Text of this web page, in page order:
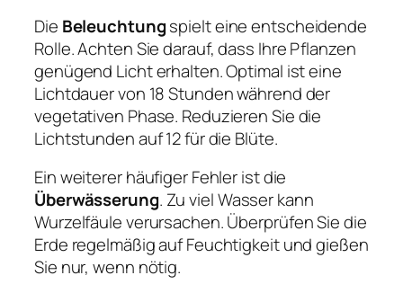
Die Beleuchtungspielt eine entscheidende
Rolle. Achten Sie darauf, dass Ihre Pflanzen
genügend Licht erhalten. Optimal ist eine
Lichtdauer von 18 Stunden während der
vegetativen Phase. Reduzieren Sie die
Lichtstunden auf 12 für die Blüte.
Ein weiterer häufiger Fehler ist die
Überwässerung. Zu viel Wasser kann
Wurzelfäule verursachen. Überprüfen Sie die
Erde regelmäßig auf Feuchtigkeit und gießen
Sie nur, wenn nötig.